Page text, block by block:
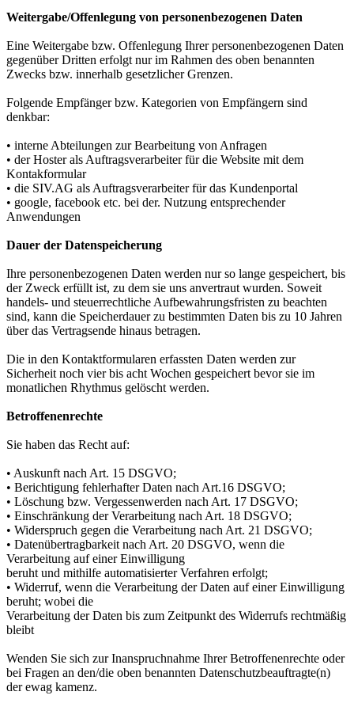
Weitergabe/Offenlegung von personenbezogenen Daten
Eine Weitergabe bzw. Offenlegung Ihrer personenbezogenen Daten
gegenüber Dritten erfolgt nur im Rahmen des oben benannten
Zwecks bzw. innerhalb gesetzlicher Grenzen.
Folgende Empfänger bzw. Kategorien von Empfängern sind
denkbar:
• interne Abteilungen zur Bearbeitung von Anfragen
• der Hoster als Auftragsverarbeiter für die Website mit dem
Kontakformular
• die SIV.AG als Auftragsverarbeiter für das Kundenportal
• google, facebook etc. bei der. Nutzung entsprechender
Anwendungen
Dauer der Datenspeicherung
Ihre personenbezogenen Daten werden nur so lange gespeichert, bis
der Zweck erfüllt ist, zu dem sie uns anvertraut wurden. Soweit
handels- und steuerrechtliche Aufbewahrungsfristen zu beachten
sind, kann die Speicherdauer zu bestimmten Daten bis zu 10 Jahren
über das Vertragsende hinaus betragen.
Die in den Kontaktformularen erfassten Daten werden zur
Sicherheit noch vier bis acht Wochen gespeichert bevor sie im
monatlichen Rhythmus gelöscht werden.
Betroffenenrechte
Sie haben das Recht auf:
• Auskunft nach Art. 15 DSGVO;
• Berichtigung fehlerhafter Daten nach Art.16 DSGVO;
• Löschung bzw. Vergessenwerden nach Art. 17 DSGVO;
• Einschränkung der Verarbeitung nach Art. 18 DSGVO;
• Widerspruch gegen die Verarbeitung nach Art. 21 DSGVO;
• Datenübertragbarkeit nach Art. 20 DSGVO, wenn die
Verarbeitung auf einer Einwilligung
beruht und mithilfe automatisierter Verfahren erfolgt;
• Widerruf, wenn die Verarbeitung der Daten auf einer Einwilligung
beruht; wobei die
Verarbeitung der Daten bis zum Zeitpunkt des Widerrufs rechtmäßig
bleibt
Wenden Sie sich zur Inanspruchnahme Ihrer Betroffenenrechte oder
bei Fragen an den/die oben benannten Datenschutzbeauftragte(n)
der ewag kamenz.